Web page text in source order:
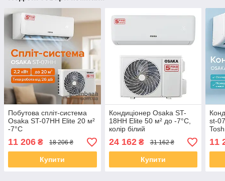
Побутова спліт-система
Osaka ST-07HH Elite 20 м²
-7°С
11 206 ₴ 18 206 ₴
Купити
Кондиціонер Osaka ST-
18HH Elite 50 м² до -7°C,
колір білий
24 162₴ 31 162 ₴
Купити
st-
11